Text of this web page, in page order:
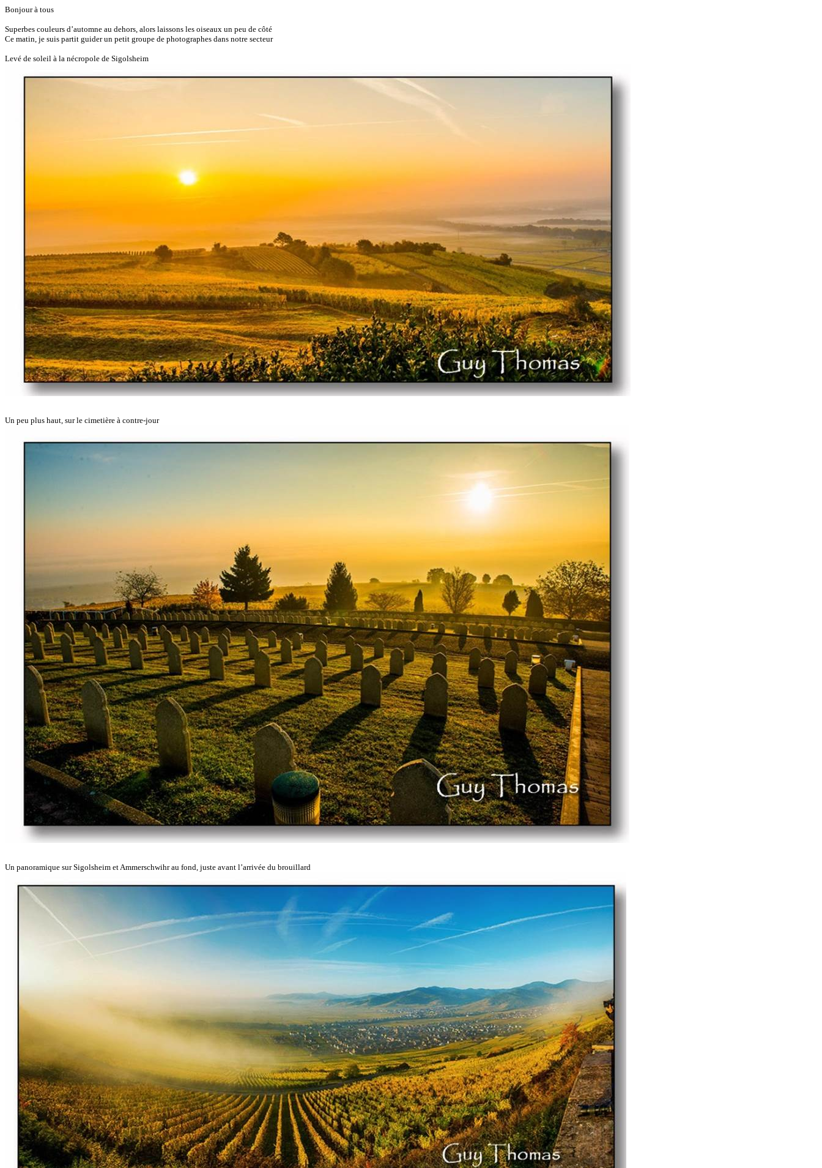
Bonjour à tous
Superbes couleurs d’automne au dehors, alors laissons les oiseaux un peu de côté
Ce matin, je suis partit guider un petit groupe de photographes dans notre secteur
Levé de soleil à la nécropole de Sigolsheim
Un peu plus haut, sur le cimetière à contre-jour
Un panoramique sur Sigolsheim et Ammerschwihr au fond, juste avant l’arrivée du brouillard